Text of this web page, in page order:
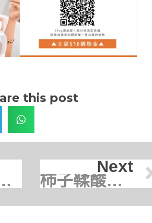
this post
關鍵判斷何時該看醫生
Next
柿子鞣酸是什麼？天然除臭原理、5大功效與選購全解析